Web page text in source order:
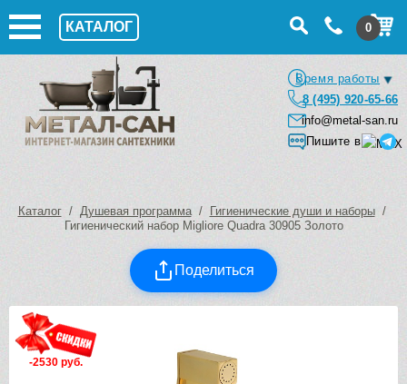
КАТАЛОГ 0
Время работы
8 (495) 920-65-66
info@metal-san.ru
Пишите в
Каталог/ Душевая программа/ Гигиенические души и наборы/
Гигиенический набор Migliore Quadra 30905 Золото
Поделиться
-2530 руб.